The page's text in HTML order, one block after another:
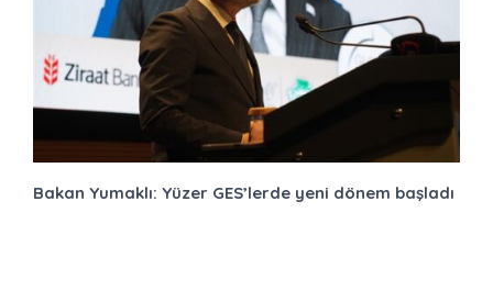
Bakan Yumaklı: Yüzer GES’lerde yeni dönem başladı